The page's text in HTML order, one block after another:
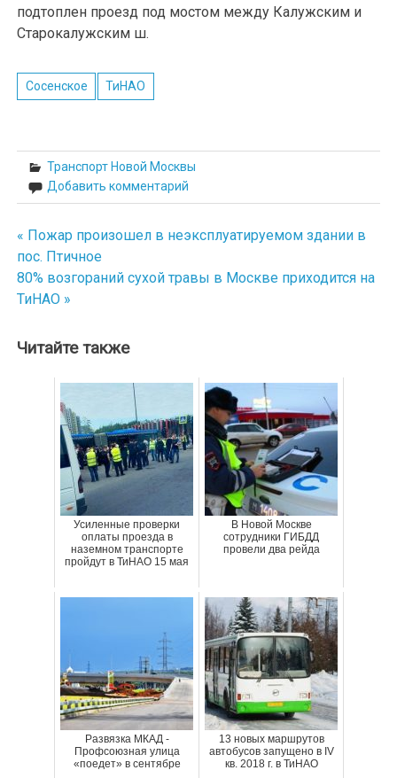
подтоплен проезд под мостом между Калужским и
Старокалужским ш.
Сосенское ТиНАО
Транспорт Новой Москвы
Добавить комментарий
Навигация
по
записям
« Пожар произошел в неэксплуатируемом здании в
пос. Птичное
80% возгораний сухой травы в Москве приходится на
ТиНАО »
Читайте также
Усиленные проверки
оплаты проезда в
наземном транспорте
пройдут в ТиНАО 15 мая
В Новой Москве
сотрудники ГИБДД
провели два рейда
Развязка МКАД -
Профсоюзная улица
«поедет» в сентябре
13 новых маршрутов
автобусов запущено в IV
кв. 2018 г. в ТиНАО